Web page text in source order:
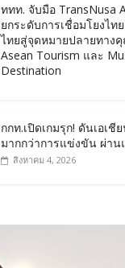
ททท. จับมือ TransNusa
ยกระดับการเชื่อมโยงไ
ไทยสู่จุดหมายปลายทาง
Asean Tourism และ
Destination
กกท.เปิดเกมรุก! ดันเอเชี
มากกว่าการแข่งขัน ผ่า
สิงหาคม 4, 2026